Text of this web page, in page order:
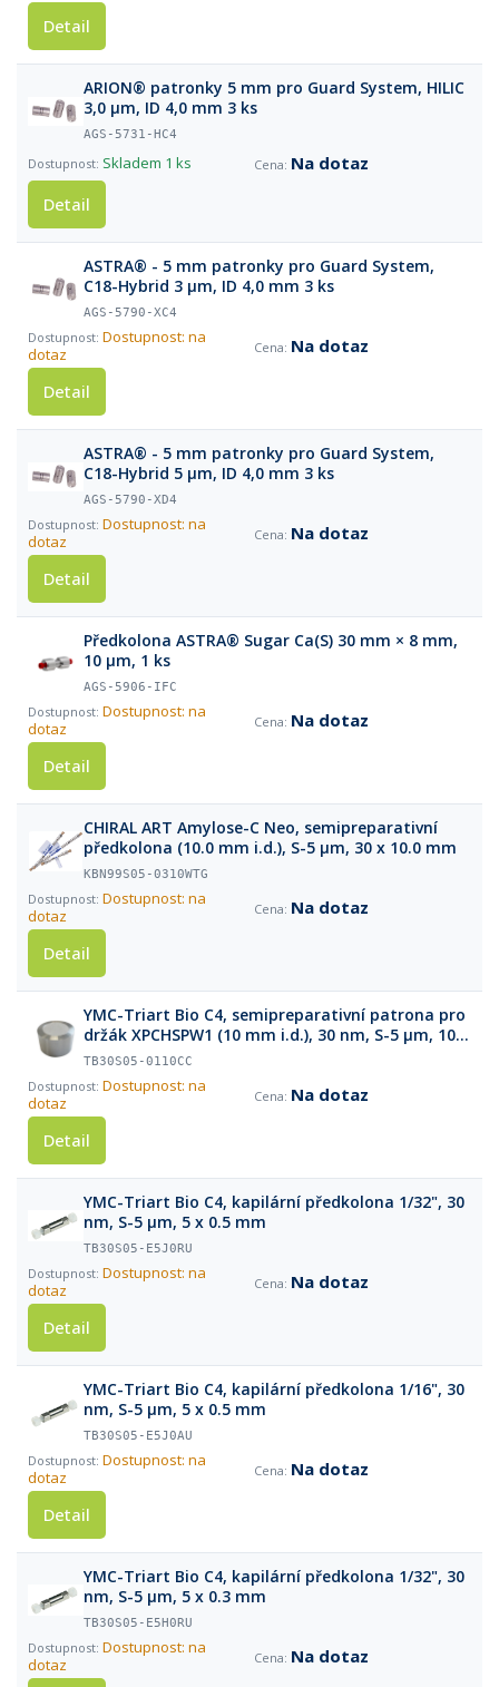
Detail
ARION® patronky 5 mm pro Guard System, HILIC
3,0 µm, ID 4,0 mm 3 ks
AGS-5731-HC4
Skladem 1 ks
Na dotaz
Detail
ASTRA® - 5 mm patronky pro Guard System,
C18-Hybrid 3 µm, ID 4,0 mm 3 ks
AGS-5790-XC4
Dostupnost: na
dotaz
Na dotaz
Detail
ASTRA® - 5 mm patronky pro Guard System,
C18-Hybrid 5 µm, ID 4,0 mm 3 ks
AGS-5790-XD4
Dostupnost: na
dotaz
Na dotaz
Detail
Předkolona ASTRA® Sugar Ca(S) 30 mm × 8 mm,
10 µm, 1 ks
AGS-5906-IFC
Dostupnost: na
dotaz
Na dotaz
Detail
CHIRAL ART Amylose-C Neo, semipreparativní
předkolona (10.0 mm i.d.), S-5 µm, 30 x 10.0 mm
KBN99S05-0310WTG
Dostupnost: na
dotaz
Na dotaz
Detail
YMC-Triart Bio C4, semipreparativní patrona pro
držák XPCHSPW1 (10 mm i.d.), 30 nm, S-5 µm, 10 x
10.0 mm
TB30S05-0110CC
Dostupnost: na
dotaz
Na dotaz
Detail
YMC-Triart Bio C4, kapilární předkolona 1/32", 30
nm, S-5 µm, 5 x 0.5 mm
TB30S05-E5J0RU
Dostupnost: na
dotaz
Na dotaz
Detail
YMC-Triart Bio C4, kapilární předkolona 1/16", 30
nm, S-5 µm, 5 x 0.5 mm
TB30S05-E5J0AU
Dostupnost: na
dotaz
Na dotaz
Detail
YMC-Triart Bio C4, kapilární předkolona 1/32", 30
nm, S-5 µm, 5 x 0.3 mm
TB30S05-E5H0RU
Dostupnost: na
dotaz
Na dotaz